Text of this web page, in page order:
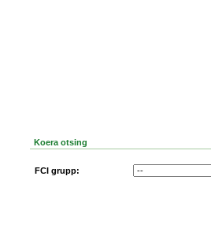
Koera otsing
FCI grupp: